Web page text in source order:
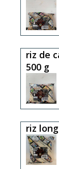
riz de
500 g
riz